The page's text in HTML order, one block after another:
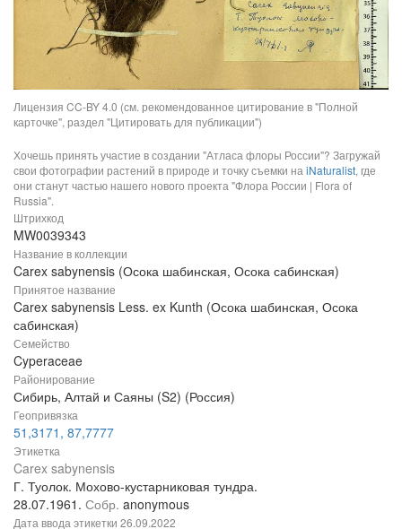
Лицензия CC-BY 4.0 (см. рекомендованное цитирование в "Полной
карточке", раздел "Цитировать для публикации")
Хочешь принять участие в создании "Атласа флоры России"? Загружай
свои фотографии растений в природе и точку съемки на iNaturalist, где
они станут частью нашего нового проекта "Флора России | Flora of
Russia".
Штрихкод
MW0039343
Название в коллекции
Carex sabynensis (Осока шабинская, Осока сабинская)
Принятое название
Carex sabynensis Less. ex Kunth (Осока шабинская, Осока
сабинская)
Семейство
Cyperaceae
Районирование
Сибирь, Алтай и Саяны (S2) (Россия)
Геопривязка
51,3171, 87,7777
Этикетка
Carex sabynensis
Г. Туолок. Мохово-кустарниковая тундра.
28.07.1961. Собр. anonymous
Дата ввода этикетки 26.09.2022